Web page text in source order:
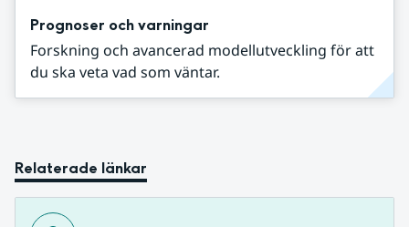
Prognoser och varningar
Forskning och avancerad modellutveckling för att
du ska veta vad som väntar.
Relaterade länkar